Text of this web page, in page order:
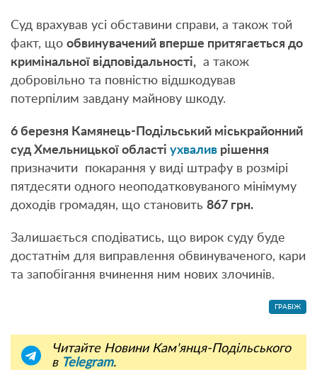
Суд врахував усі обставини справи, а також той
факт, що обвинувачений вперше притягається до
кримінальної відповідальності, а також
добровільно та повністю відшкодував
потерпілим завдану майнову шкоду.
6 березня Камянець-Подільський міськрайонний
суд Хмельницької області ухвалив рішення
призначити покарання у виді штрафу в розмірі
пятдесяти одного неоподатковуваного мінімуму
доходів громадян, що становить 867 грн.
Залишається сподіватись, що вирок суду буде
достатнім для виправлення обвинуваченого, кари
та запобігання вчинення ним нових злочинів.
ГРАБІЖ
Читайте Новини Кам'янця-Подільського
в Telegram.